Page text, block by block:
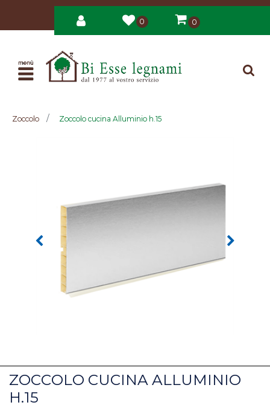
0 0
Open
Zoccolo Zoccolo cucina Alluminio h.15
ZOCCOLO CUCINA ALLUMINIO
H.15